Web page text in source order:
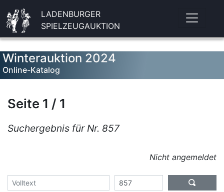
LADENBURGER
SPIELZEUGAUKTION
Winterauktion 2024
Online-Katalog
Seite 1 / 1
Suchergebnis für Nr. 857
Nicht angemeldet